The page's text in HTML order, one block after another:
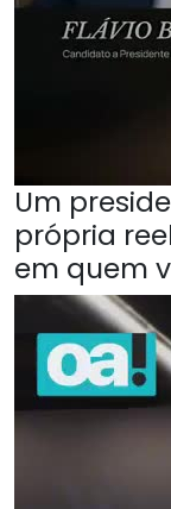
Um
própria
em quem